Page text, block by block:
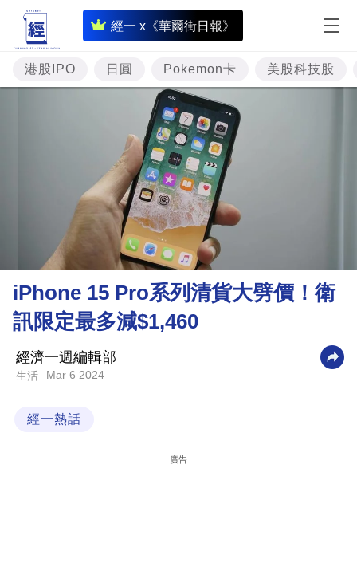
經一 x《華爾街日報》
即
時
財
經
投
資
樓
理
財
商
業
科
港股IPO 日圓 Pokemon卡 美股科技股
iPhone 15 Pro系列清貨大劈價！衛
訊限定最多減$1,460
經濟一週編輯部
生活 Mar 6 2024
經一熱話
廣告